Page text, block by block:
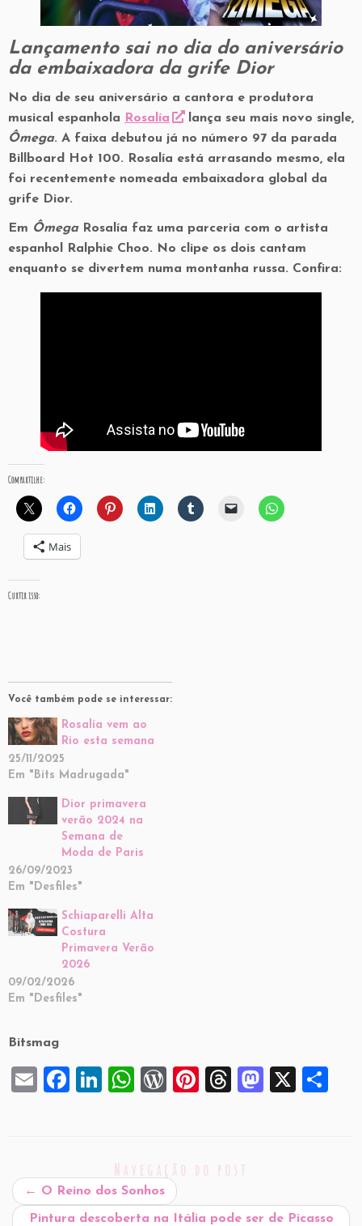
Lançamento sai no dia do aniversário
da embaixadora da grife Dior
No dia de seu aniversário a cantora e produtora
musical espanhola
Rosalía
lança seu mais novo single,
Ômega. A faixa debutou já no número 97 da parada
Billboard Hot 100. Rosalía está arrasando mesmo, ela
foi recentemente nomeada embaixadora global da
grife Dior.
Em ÔmegaRosalía faz uma parceria com o artista
espanhol Ralphie Choo. No clipe os dois cantam
enquanto se divertem numa montanha russa. Confira:
Compartilhe:
Mais
Curtir isso:
Você também pode se interessar:
Rosalía vem ao
Rio esta semana
25/11/2025
Em "Bits Madrugada"
Dior primavera
verão 2024 na
Semana de
Moda de Paris
26/09/2023
Em "Desfiles"
Schiaparelli Alta
Costura
Primavera Verão
2026
09/02/2026
Em "Desfiles"
Bitsmag
E
F
b
o
Li
e
dI
n
W
A
p
W
P
re
ss
Pi
t
T
d
s
M
o
X
Navegação do post
← O Reino dos Sonhos
Pintura descoberta na Itália pode ser de Picasso